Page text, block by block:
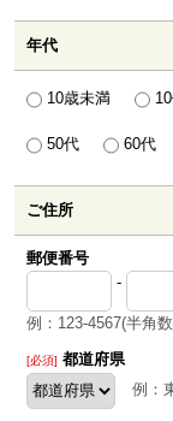
年代
10歳未満
50代 60代
ご住所
郵便番号
-
例：123-4567(半角
[必須] 都道府県
例：